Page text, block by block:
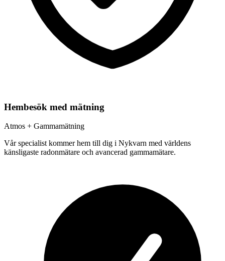
Hembesök med mätning
Atmos + Gammamätning
Vår specialist kommer hem till dig i Nykvarn med världens
känsligaste radonmätare och avancerad gammamätare.